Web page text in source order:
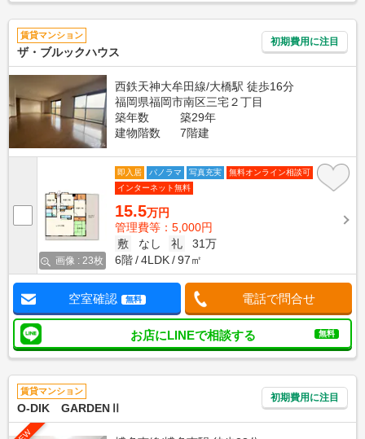
賃貸マンション
ザ・ブルックハウス
初期費用に注目
西鉄天神大牟田線/大橋駅 徒歩16分
福岡県福岡市南区三宅２丁目
築年数
築29年
建物階数
7階建
画像 : 23枚
即入居 パノラマ 写真充実
無料オンライン相談可
インターネット無料
15.5万円
管理費等：5,000円
敷
なし 礼
31万
6階
4LDK 97㎡
空室確認 無料 電話で問合せ
お店にLINEで相談する 無料
賃貸マンション
O-DIK GARDENⅡ
初期費用に注目